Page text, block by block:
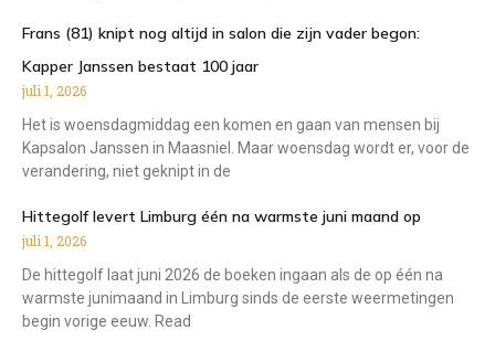
Frans (81) knipt nog altijd in salon die zijn vader begon:
Kapper Janssen bestaat 100 jaar
juli 1, 2026
Het is woensdagmiddag een komen en gaan van mensen bij
Kapsalon Janssen in Maasniel. Maar woensdag wordt er, voor de
verandering, niet geknipt in de
Hittegolf levert Limburg één na warmste juni maand op
juli 1, 2026
De hittegolf laat juni 2026 de boeken ingaan als de op één na
warmste junimaand in Limburg sinds de eerste weermetingen
begin vorige eeuw. Read